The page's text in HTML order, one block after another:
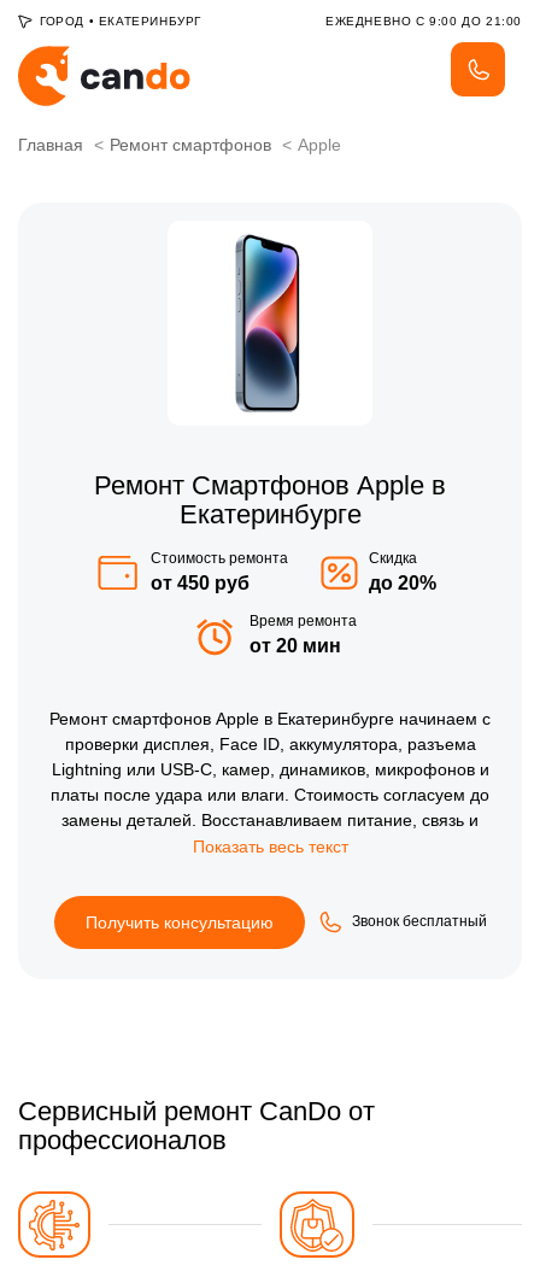
ГОРОД • ЕКАТЕРИНБУРГ ЕЖЕДНЕВНО С 9:00 ДО 21:00
Главная Ремонт смартфонов Apple
Ремонт Смартфонов Apple в
Екатеринбурге
Стоимость ремонта
от 450 руб
Скидка
до 20%
Время ремонта
от 20 мин
Ремонт смартфонов Apple в Екатеринбурге начинаем с
проверки дисплея, Face ID, аккумулятора, разъема
Lightning или USB-C, камер, динамиков, микрофонов и
платы после удара или влаги. Стоимость согласуем до
замены деталей. Восстанавливаем питание, связь и
сенсор, затем тестируем зарядку, экран, камеры, звук,
в сервисе.
Получить консультацию
Звонок бесплатный
Сервисный ремонт CanDo от
профессионалов